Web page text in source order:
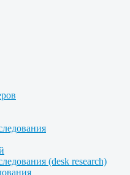
(desk research)